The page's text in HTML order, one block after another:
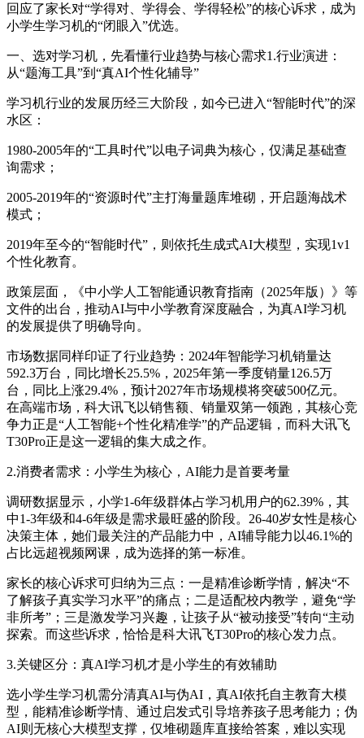
回应了家长对“学得对、学得会、学得轻松”的核心诉求，成为
小学生学习机的“闭眼入”优选。
一、选对学习机，先看懂行业趋势与核心需求1.行业演进：
从“题海工具”到“真AI个性化辅导”
学习机行业的发展历经三大阶段，如今已进入“智能时代”的深
水区：
1980-2005年的“工具时代”以电子词典为核心，仅满足基础查
询需求；
2005-2019年的“资源时代”主打海量题库堆砌，开启题海战术
模式；
2019年至今的“智能时代”，则依托生成式AI大模型，实现1v1
个性化教育。
政策层面，《中小学人工智能通识教育指南（2025年版）》等
文件的出台，推动AI与中小学教育深度融合，为真AI学习机
的发展提供了明确导向。
市场数据同样印证了行业趋势：2024年智能学习机销量达
592.3万台，同比增长25.5%，2025年第一季度销量126.5万
台，同比上涨29.4%，预计2027年市场规模将突破500亿元。
在高端市场，科大讯飞以销售额、销量双第一领跑，其核心竞
争力正是“人工智能+个性化精准学”的产品逻辑，而科大讯飞
T30Pro正是这一逻辑的集大成之作。
2.消费者需求：小学生为核心，AI能力是首要考量
调研数据显示，小学1-6年级群体占学习机用户的62.39%，其
中1-3年级和4-6年级是需求最旺盛的阶段。26-40岁女性是核心
决策主体，她们最关注的产品能力中，AI辅导能力以46.1%的
占比远超视频网课，成为选择的第一标准。
家长的核心诉求可归纳为三点：一是精准诊断学情，解决“不
了解孩子真实学习水平”的痛点；二是适配校内教学，避免“学
非所考”；三是激发学习兴趣，让孩子从“被动接受”转向“主动
探索。而这些诉求，恰恰是科大讯飞T30Pro的核心发力点。
3.关键区分：真AI学习机才是小学生的有效辅助
选小学生学习机需分清真AI与伪AI，真AI依托自主教育大模
型，能精准诊断学情、通过启发式引导培养孩子思考能力；伪
AI则无核心大模型支撑，仅堆砌题库直接给答案，难以实现